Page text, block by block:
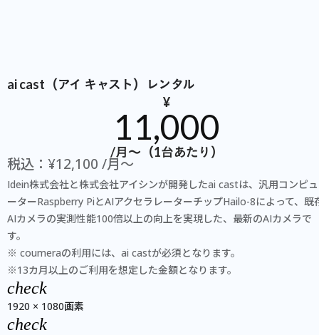
ai cast（アイ キャスト）レンタル
¥
11,000
/月〜（1台あたり）
税込：¥12,100 /月〜
Idein株式会社と株式会社アイシンが開発したai castは、汎用コンピュ
ーターRaspberry PiとAIアクセラレーターチップHailo-8によって、既
AIカメラの実測性能100倍以上の向上を実現した、最新のAIカメラで
す。
※ coumeraの利用には、ai castが必須となります。
※13カ月以上のご利用を想定した金額となります。
check
1920 × 1080画素
check